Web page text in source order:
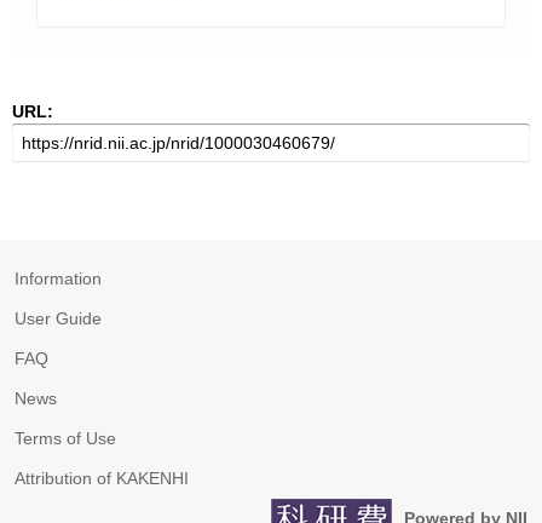
URL:
Information
User Guide
FAQ
News
Terms of Use
Attribution of KAKENHI
Powered by NII